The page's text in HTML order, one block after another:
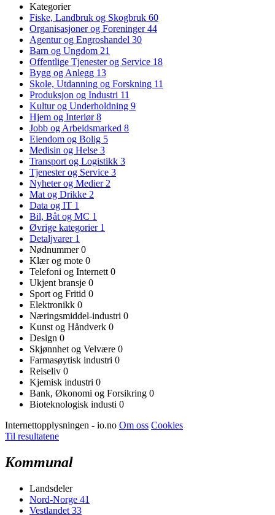
Kategorier
Fiske, Landbruk og Skogbruk 60
Organisasjoner og Foreninger44
Agentur og Engroshandel 30
Barn og Ungdom 21
Offentlige Tjenester og Service 18
Bygg og Anlegg 13
Skole, Utdanning og Forskning 11
Produksjon og Industri 11
Kultur og Underholdning 9
Hjem og Interiør8
Jobb og Arbeidsmarked 8
Eiendom og Bolig 5
Medisin og Helse 3
Transport og Logistikk 3
Tjenester og Service 3
Nyheter og Medier 2
Mat og Drikke 2
Data og IT 1
Bil, Båt og MC 1
Øvrige kategorier 1
Detaljvarer 1
Nødnummer0
Klær og mote 0
Telefoni og Internett 0
Ukjent bransje 0
Sport og Fritid 0
Elektronikk 0
Næringsmiddel-industri 0
Kunst og Håndverk 0
Design 0
Skjønnhet og Velvære 0
Farmasøytisk industri 0
Reiseliv 0
Kjemisk industri 0
Bank, Økonomi og Forsikring 0
Bioteknologisk industi 0
Internettopplysningen - io.no Om oss Cookies
Til resultatene
Kommunal
Landsdeler
Nord-Norge 41
Vestlandet 33